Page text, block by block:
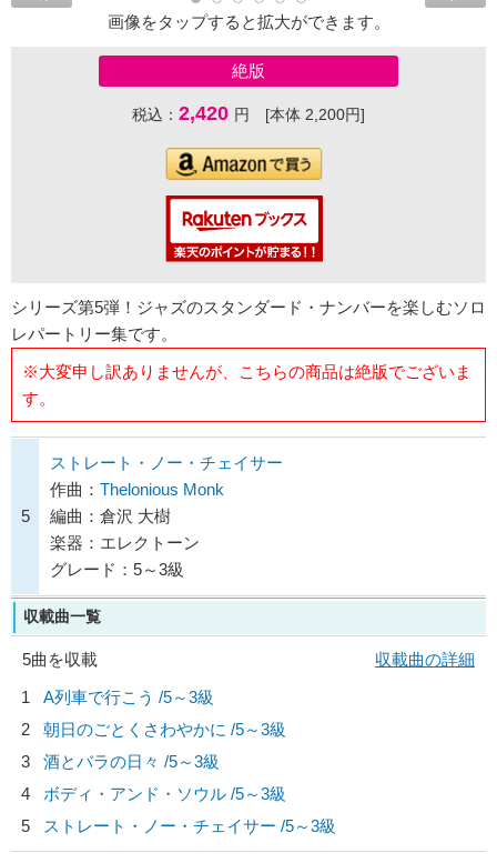
画像をタップすると拡大ができます。
絶版
税込： 2,420 円 [本体 2,200円]
シリーズ第5弾！ジャズのスタンダード・ナンバーを楽しむソロ
レパートリー集です。
※大変申し訳ありませんが、こちらの商品は絶版でございま
す。
5
ストレート・ノー・チェイサー
作曲： Thelonious Monk
編曲：倉沢 大樹
楽器：エレクトーン
グレード：5～3級
収載曲一覧
5曲を収載
収載曲の詳細
1
A列車で行こう /5～3級
2
朝日のごとくさわやかに /5～3級
3
酒とバラの日々 /5～3級
4
ボディ・アンド・ソウル /5～3級
5
ストレート・ノー・チェイサー /5～3級